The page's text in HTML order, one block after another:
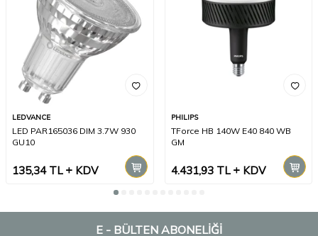
LEDVANCE
LED PAR165036 DIM 3.7W 930
GU10
135,34TL KDV
PHILIPS
TForce HB 140W E40 840 WB
GM
4.431,93TL KDV
E - BÜLTEN ABONELİĞİ